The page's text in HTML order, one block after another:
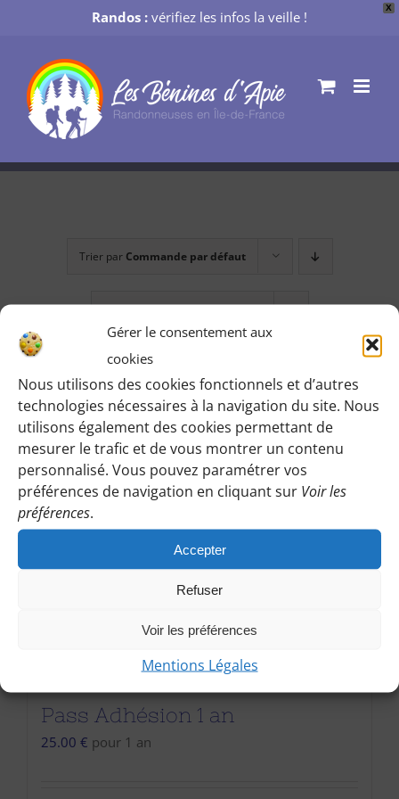
X
Randos : vérifiez les infos la veille !
Gérer le consentement aux
cookies
Nous utilisons des cookies fonctionnels et d’autres
technologies nécessaires à la navigation du site. Nous
utilisons également des cookies permettant de
mesurer le trafic et de vous montrer un contenu
personnalisé. Vous pouvez paramétrer vos
préférences de navigation en cliquant sur Voir les
préférences.
Accepter
Refuser
Voir les préférences
Mentions Légales
contenu
Trier par Commande par défaut
Montrer36 produits
Pass Adhésion 1 an
25.00 € pour 1 an